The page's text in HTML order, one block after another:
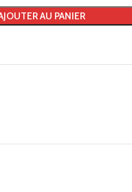
AU PANIER